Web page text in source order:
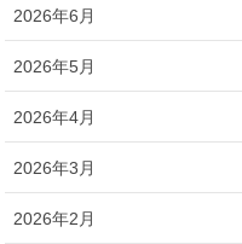
2026年6月
2026年5月
2026年4月
2026年3月
2026年2月